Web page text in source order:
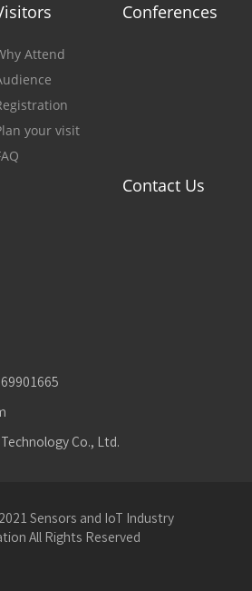
Attend
your visit
Conferences
Contact Us
Co., Ltd.
Sensors and IoT Industry
All Rights Reserved